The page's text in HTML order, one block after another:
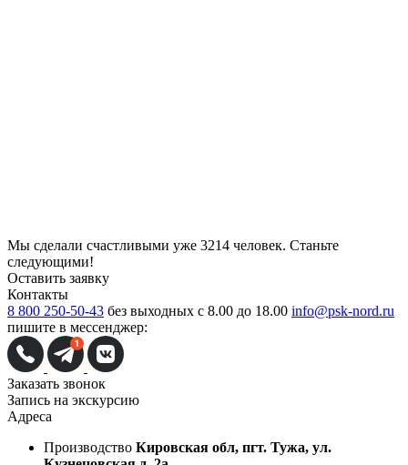
Мы сделали счастливыми уже 3214 человек. Станьте
следующими!
Оставить заявку
Контакты
8 800 250-50-43 без выходных с 8.00 до 18.00 info@psk-nord.ru
пишите в мессенджер:
Заказать звонок
Запись на экскурсию
Адреса
Производство Кировская обл, пгт. Тужа, ул.